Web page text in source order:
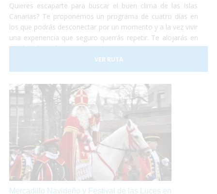
Quieres escaparte para buscar el buen clima de las Islas
Canarias? Te proponemos un programa de cuatro días en
los que podrás desconectar por un momento y a la vez vivir
una experiencia que seguro querrás repetir. Te alojarás en
un hotel perfectamente adaptado para personas con
problemas de movilidad y desde allí podrás realizar
excursiones, paseos, ir a la playa o simplemente descansar
perder?
VER RUTA
Mercadillo Navideño y Festival de las Luces en